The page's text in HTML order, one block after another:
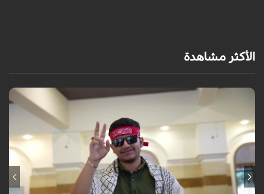
الأكثر مشاهدة
برنامج "بالعين المجردة" هو توثيق إنسانيٌّ شجاعٌ للحياة تحت وطأة الحرب،
حيث نستمع فيه إلى شهاداتٍ حيّةٍ لأشخاص عايشوا التفجيرات والدمار، فنرى